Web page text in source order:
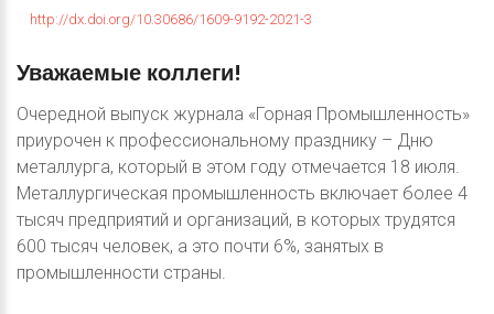
http://dx.doi.org/10.30686/1609-9192-2021-3
Уважаемые коллеги!
Очередной выпуск журнала «Горная Промышленность»
приурочен к профессиональному празднику – Дню
металлурга, который в этом году отмечается 18 июля.
Металлургическая промышленность включает более 4
тысяч предприятий и организаций, в которых трудятся
600 тысяч человек, а это почти 6%, занятых в
промышленности страны.